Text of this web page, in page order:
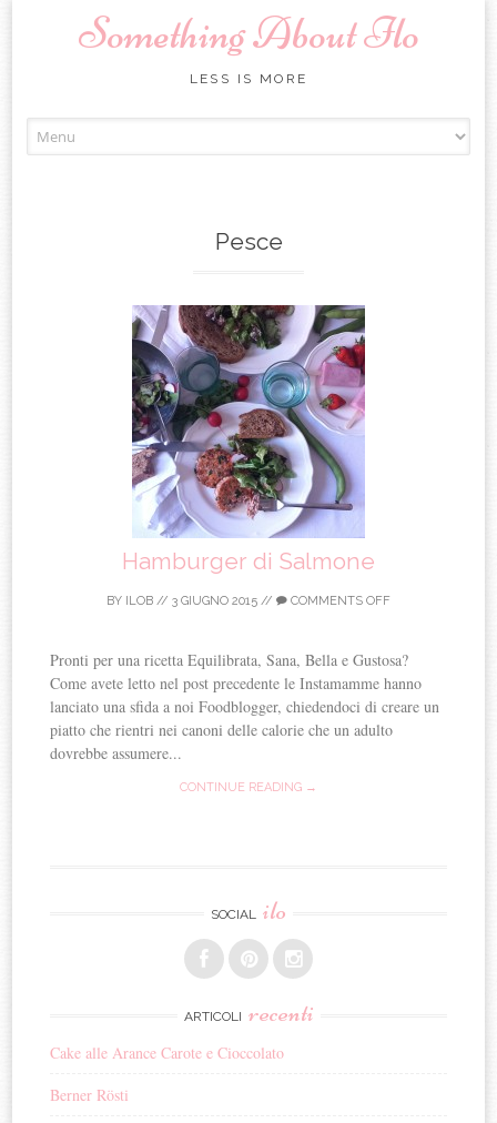
Something About Ilo
LESS IS MORE
Pesce
Hamburger di Salmone
BY ILOB // 3 GIUGNO 2015 // COMMENTS OFF
Pronti per una ricetta Equilibrata, Sana, Bella e Gustosa?
Come avete letto nel post precedente le Instamamme hanno
lanciato una sfida a noi Foodblogger, chiedendoci di creare un
piatto che rientri nei canoni delle calorie che un adulto
dovrebbe assumere...
CONTINUE READING →
SOCIAL ilo
ARTICOLI recenti
Cake alle Arance Carote e Cioccolato
Berner Rösti